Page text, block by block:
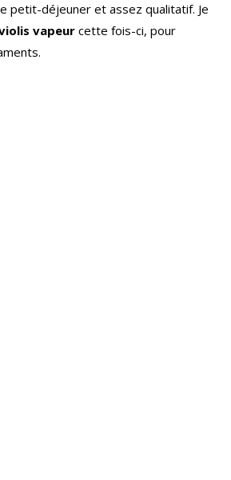
petit-déjeuner et assez qualitatif. Je
vapeurcette fois-ci, pour